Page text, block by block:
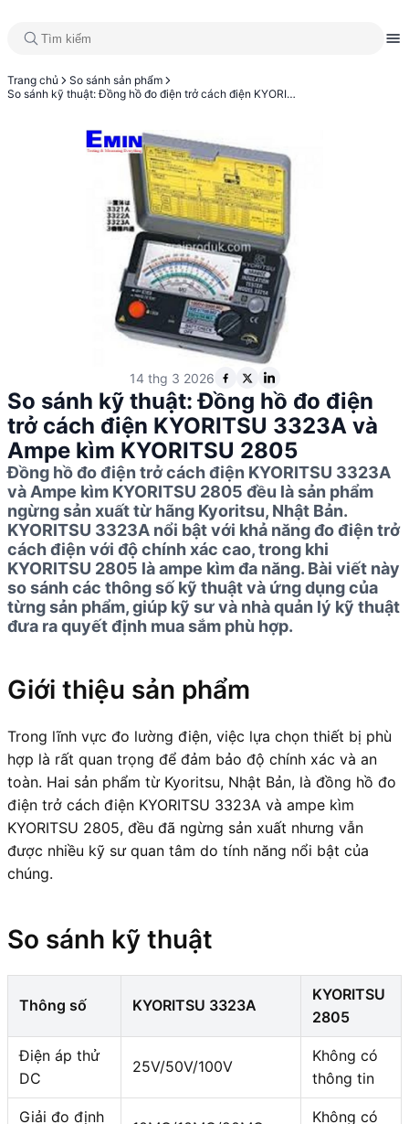
Trang chủ
So sánh sản phẩm
So sánh kỹ thuật: Đồng hồ đo điện trở cách điện KYORITSU 3323A và Ampe kìm KYORITSU 2805
14 thg 3 2026
So sánh kỹ thuật: Đồng hồ đo điện
trở cách điện KYORITSU 3323A và
Ampe kìm KYORITSU 2805
Đồng hồ đo điện trở cách điện KYORITSU 3323A
và Ampe kìm KYORITSU 2805 đều là sản phẩm
ngừng sản xuất từ hãng Kyoritsu, Nhật Bản.
KYORITSU 3323A nổi bật với khả năng đo điện trở
cách điện với độ chính xác cao, trong khi
KYORITSU 2805 là ampe kìm đa năng. Bài viết này
so sánh các thông số kỹ thuật và ứng dụng của
từng sản phẩm, giúp kỹ sư và nhà quản lý kỹ thuật
đưa ra quyết định mua sắm phù hợp.
Giới thiệu sản phẩm
Trong lĩnh vực đo lường điện, việc lựa chọn thiết bị phù
hợp là rất quan trọng để đảm bảo độ chính xác và an
toàn. Hai sản phẩm từ Kyoritsu, Nhật Bản, là đồng hồ đo
điện trở cách điện KYORITSU 3323A và ampe kìm
KYORITSU 2805, đều đã ngừng sản xuất nhưng vẫn
được nhiều kỹ sư quan tâm do tính năng nổi bật của
chúng.
So sánh kỹ thuật
Thông số KYORITSU 3323A
KYORITSU
2805
Điện áp thử
DC
25V/50V/100V
Không có
thông tin
Giải đo định
Không có